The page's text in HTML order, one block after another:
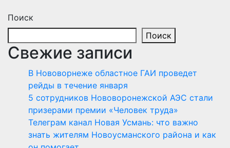
Поиск
Поиск
Свежие записи
В Нововорнеже областное ГАИ проведет
рейды в течение января
5 сотрудников Нововоронежской АЭС стали
призерами премии «Человек труда»
Телеграм канал Новая Усмань: что важно
знать жителям Новоусманского района и как